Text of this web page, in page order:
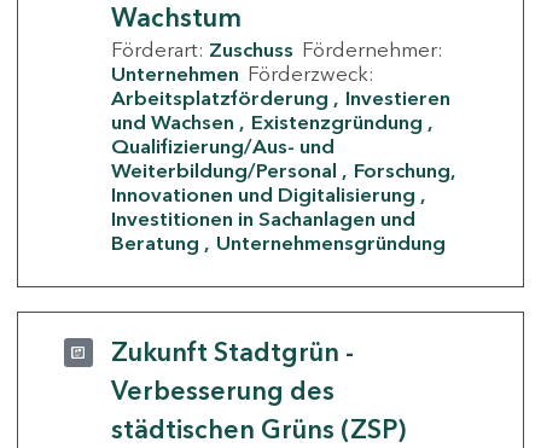
Wachstum
Förderart: Zuschuss Fördernehmer:
Unternehmen Förderzweck:
Arbeitsplatzförderung
Investieren
und Wachsen
Existenzgründung
Qualifizierung/Aus- und
Weiterbildung/Personal
Forschung,
Innovationen und Digitalisierung
Investitionen in Sachanlagen und
Beratung
Unternehmensgründung
Zukunft Stadtgrün -
Verbesserung des
städtischen Grüns (ZSP)